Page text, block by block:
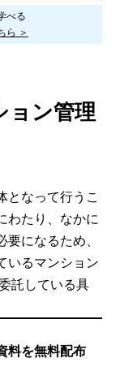
べる
ら ＞
ョン管理
となって行うこ
わたり、なかに
になるため、
いるマンション
託している具
料を無料配布